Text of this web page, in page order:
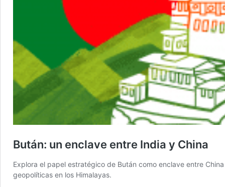
Bután: un enclave entre India y China
Explora el papel estratégico de Bután como enclave entre
geopolíticas en los Himalayas.